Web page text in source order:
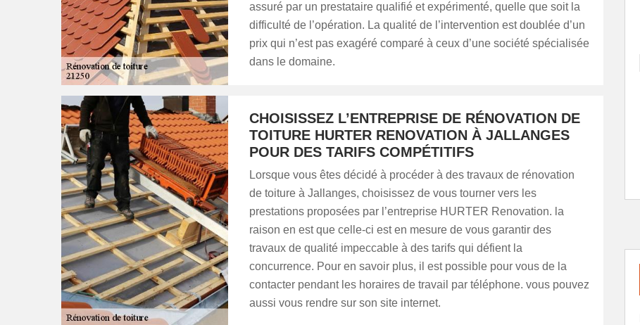
assuré par un prestataire qualifié et expérimenté, quelle que soit la
difficulté de l’opération. La qualité de l’intervention est doublée d’un
prix qui n’est pas exagéré comparé à ceux d’une société spécialisée
dans le domaine.
CHOISISSEZ L’ENTREPRISE DE RÉNOVATION DE
TOITURE HURTER RENOVATION À JALLANGES
POUR DES TARIFS COMPÉTITIFS
Lorsque vous êtes décidé à procéder à des travaux de rénovation
de toiture à Jallanges, choisissez de vous tourner vers les
prestations proposées par l’entreprise HURTER Renovation. la
raison en est que celle-ci est en mesure de vous garantir des
travaux de qualité impeccable à des tarifs qui défient la
concurrence. Pour en savoir plus, il est possible pour vous de la
contacter pendant les horaires de travail par téléphone. vous pouvez
aussi vous rendre sur son site internet.